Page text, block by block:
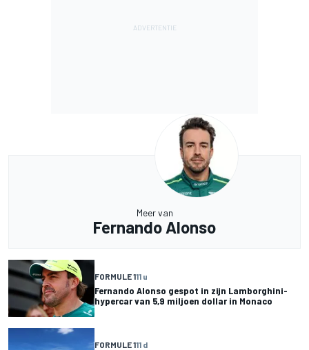
Meer van
Fernando Alonso
FORMULE 111 u
Fernando Alonso gespot in zijn Lamborghini-
hypercar van 5,9 miljoen dollar in Monaco
FORMULE 111 d